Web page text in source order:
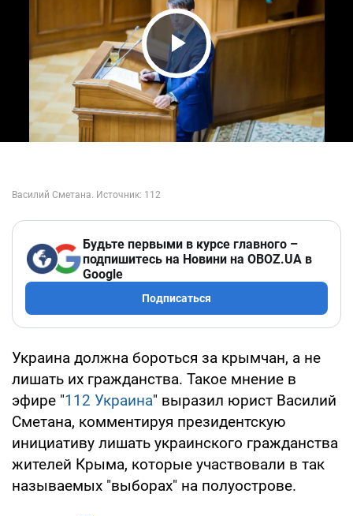
Play Video
Будьте первыми в курсе главного –
подпишитесь на Новини на OBOZ.UA в
Google
Подписаться
Украина должна бороться за крымчан, а не
лишать их гражданства. Такое мнение в
эфире "112 Украина" выразил юрист Василий
Сметана, комментируя президентскую
инициативу лишать украинского гражданства
жителей Крыма, которые участвовали в так
называемых "выборах" на полуострове.